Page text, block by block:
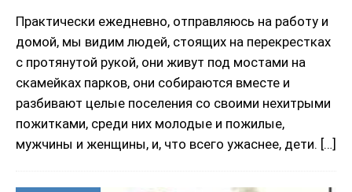
Практически ежедневно, отправляюсь на работу и
домой, мы видим людей, стоящих на перекрестках
с протянутой рукой, они живут под мостами на
скамейках парков, они собираются вместе и
разбивают целые поселения со своими нехитрыми
пожитками, среди них молодые и пожилые,
мужчины и женщины, и, что всего ужаснее, дети. […]